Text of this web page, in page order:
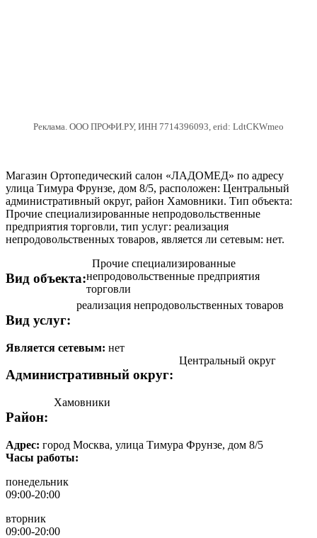
Реклама. ООО ПРОФИ.РУ, ИНН 7714396093, erid: LdtCKWmeo
Магазин Ортопедический салон «ЛАДОМЕД» по адресу
улица Тимура Фрунзе, дом 8/5, расположен: Центральный
административный округ, район Хамовники. Тип объекта:
Прочие специализированные непродовольственные
предприятия торговли, тип услуг: реализация
непродовольственных товаров, является ли сетевым: нет.
Вид объекта:
Прочие специализированные
непродовольственные предприятия
торговли
Вид услуг:
реализация непродовольственных товаров
Является сетевым: нет
Административный округ:
Центральный округ
Район:
Хамовники
Адрес: город Москва, улица Тимура Фрунзе, дом 8/5
Часы работы:
понедельник
09:00-20:00
вторник
09:00-20:00